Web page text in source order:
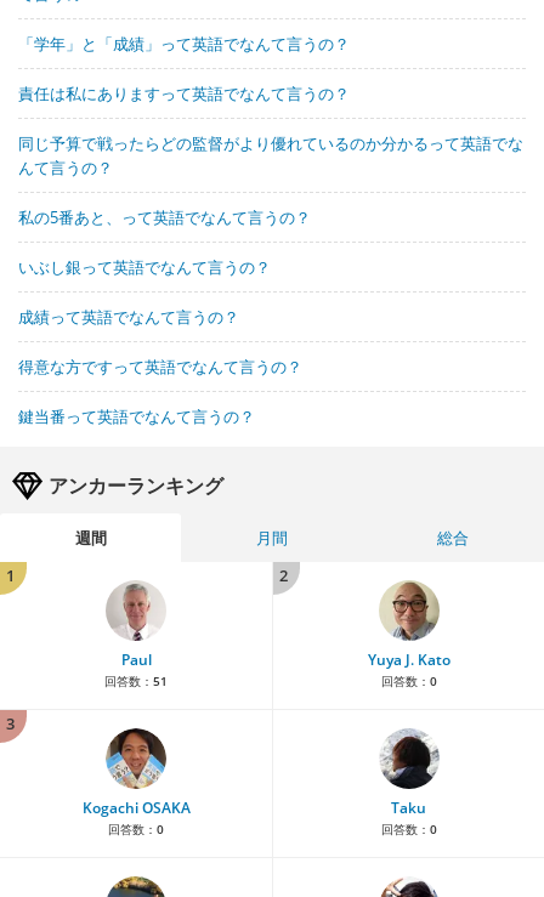
「学年」と「成績」って英語でなんて言うの？
責任は私にありますって英語でなんて言うの？
同じ予算で戦ったらどの監督がより優れているのか分かるって英語でな
んて言うの？
私の5番あと、って英語でなんて言うの？
いぶし銀って英語でなんて言うの？
成績って英語でなんて言うの？
得意な方ですって英語でなんて言うの？
鍵当番って英語でなんて言うの？
アンカーランキング
週間 月間
総合
1
Paul
回答数： 51
2
Yuya J. Kato
回答数： 0
3
Kogachi OSAKA
回答数： 0
Taku
回答数： 0